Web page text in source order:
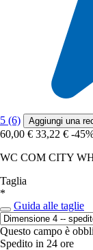
5 (6) Aggiungi una
60,00 € 33,22 € -
WC COM CITY
Taglia
*
Guida alle taglie
Questo campo è
Spedito in 24 ore